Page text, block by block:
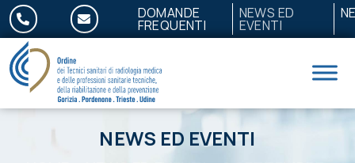
Salta al contenuto DOMANDE
FREQUENTI
NEWS ED
EVENTI
NEWS ED EVENTI